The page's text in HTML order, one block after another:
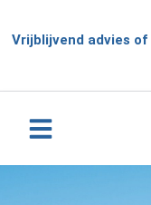
Vrijblijvend advies